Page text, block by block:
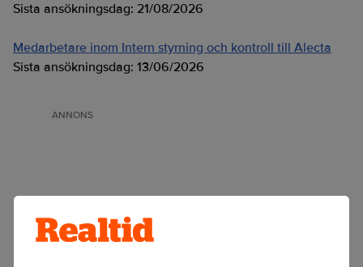
Sista ansökningsdag: 21/08/2026
Medarbetare inom Intern styrning och kontroll till Alecta
Sista ansökningsdag: 13/06/2026
ANNONS